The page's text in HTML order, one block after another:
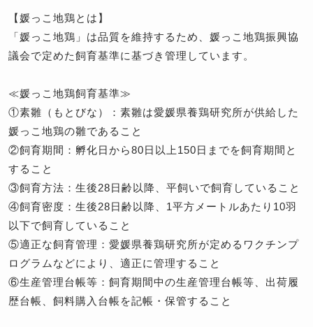
【媛っこ地鶏とは】
「媛っこ地鶏」は品質を維持するため、媛っこ地鶏振興協
議会で定めた飼育基準に基づき管理しています。
≪媛っこ地鶏飼育基準≫
①素雛（もとびな）：素雛は愛媛県養鶏研究所が供給した
媛っこ地鶏の雛であること
②飼育期間：孵化日から80日以上150日までを飼育期間と
すること
③飼育方法：生後28日齢以降、平飼いで飼育していること
④飼育密度：生後28日齢以降、1平方メートルあたり10羽
以下で飼育していること
⑤適正な飼育管理：愛媛県養鶏研究所が定めるワクチンプ
ログラムなどにより、適正に管理すること
⑥生産管理台帳等：飼育期間中の生産管理台帳等、出荷履
歴台帳、飼料購入台帳を記帳・保管すること